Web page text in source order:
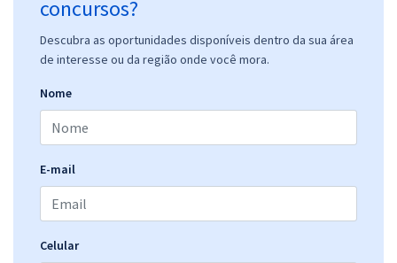
concursos?
Descubra as oportunidades disponíveis dentro da sua área
de interesse ou da região onde você mora.
Nome
E-mail
Celular